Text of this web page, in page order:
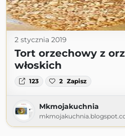
2 stycznia 2019
Tort orzechowy z
włoskich
123 2 Zapisz
Mkmojakuchnia